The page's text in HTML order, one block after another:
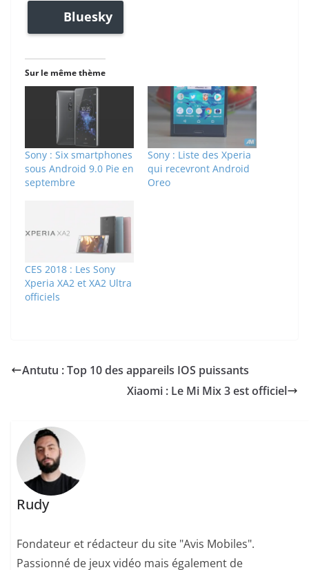
Bluesky
Sur le même thème
Sony : Six smartphones
sous Android 9.0 Pie en
septembre
Sony : Liste des Xperia
qui recevront Android
Oreo
CES 2018 : Les Sony
Xperia XA2 et XA2 Ultra
officiels
Antutu : Top 10 des appareils IOS puissants
Xiaomi : Le Mi Mix 3 est officiel
Rudy
Fondateur et rédacteur du site "Avis Mobiles".
Passionné de jeux vidéo mais également de